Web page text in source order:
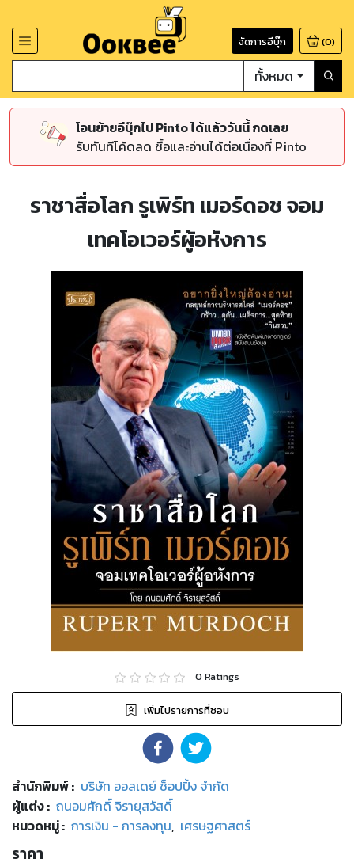
จัดการอีบุ๊ก (0)
ทั้งหมด
โอนย้ายอีบุ๊กไป Pinto ได้แล้ววันนี้ กดเลย
รับทันทีโค้ดลด ซื้อและอ่านได้ต่อเนื่องที่ Pinto
ราชาสื่อโลก รูเพิร์ท เมอร์ดอช จอม
เทคโอเวอร์ผู้อหังการ
0 Ratings
เพิ่มไปรายการที่ชอบ
สำนักพิมพ์: บริษัท ออลเดย์ ช็อปปิ้ง จำกัด
ผู้แต่ง : ถนอมศักดิ์ จิรายุสวัสดิ์
หมวดหมู่: การเงิน - การลงทุน, เศรษฐศาสตร์
ราคา